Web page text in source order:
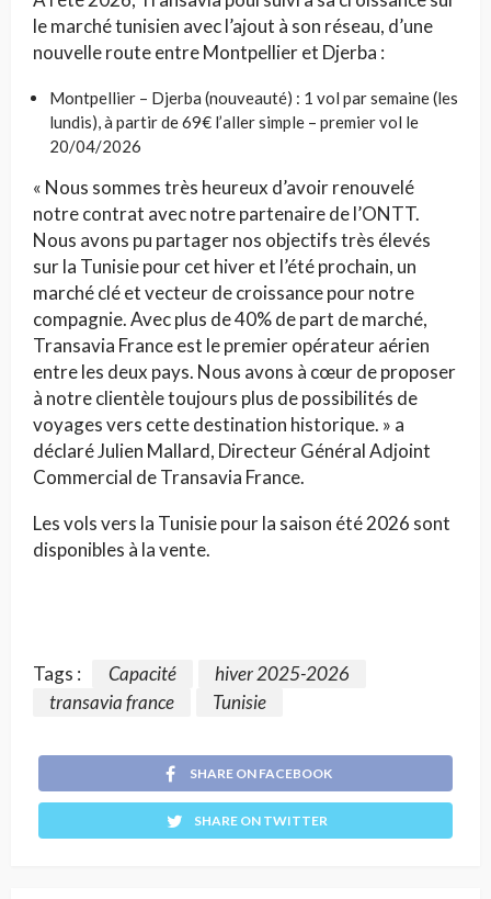
le marché tunisien avec l’ajout à son réseau, d’une
nouvelle route entre Montpellier et Djerba :
Montpellier – Djerba (nouveauté) : 1 vol par semaine (les
lundis), à partir de 69€ l’aller simple – premier vol le
20/04/2026
« Nous sommes très heureux d’avoir renouvelé
notre contrat avec notre partenaire de l’ONTT.
Nous avons pu partager nos objectifs très élevés
sur la Tunisie pour cet hiver et l’été prochain, un
marché clé et vecteur de croissance pour notre
compagnie. Avec plus de 40% de part de marché,
Transavia France est le premier opérateur aérien
entre les deux pays. Nous avons à cœur de proposer
à notre clientèle toujours plus de possibilités de
voyages vers cette destination historique. » a
déclaré Julien Mallard, Directeur Général Adjoint
Commercial de Transavia France.
Les vols vers la Tunisie pour la saison été 2026 sont
disponibles à la vente.
Tags : Capacité
hiver 2025-2026
transavia france
Tunisie
SHARE ON FACEBOOK
SHARE ON TWITTER